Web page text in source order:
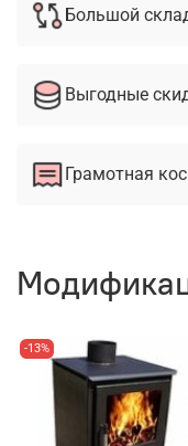
Большой
Выгодные
Грамотная
-13%